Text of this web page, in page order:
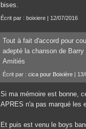
bises.
Écrit par : boixiere | 12/07/2016
Tout à fait d'accord pour
adepté la chanson de
Amitiés
Écrit par : cica pour Boixière |
Si ma mémoire est bonne,
APRES n'a pas marqué les
Et puis est venu le boys